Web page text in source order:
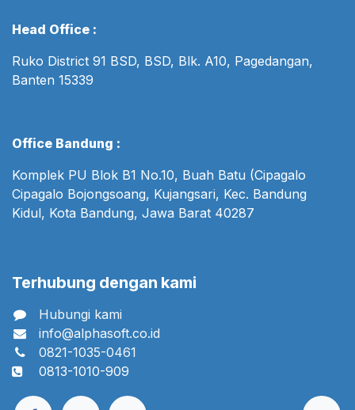
Head Office :
Ruko District 91 BSD, BSD, Blk. A10, Pagedangan,
Banten 15339
Office Bandung :
Komplek PU Blok B1 No.10, Buah Batu (Cipagalo
Cipagalo Bojongsoang, Kujangsari, Kec. Bandung
Kidul, Kota Bandung, Jawa Barat 40287
Terhubung dengan kami
Hubungi kami
info@alphasoft.co.id
0821-1035-0461
0813-1010-909